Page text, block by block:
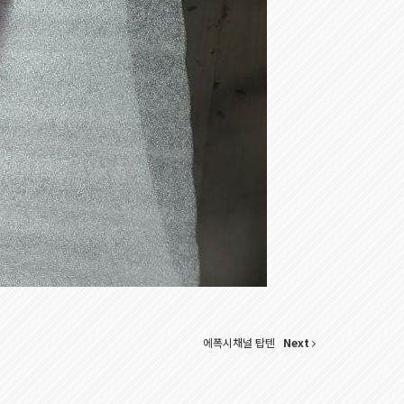
에폭시채널 탑텐 Next